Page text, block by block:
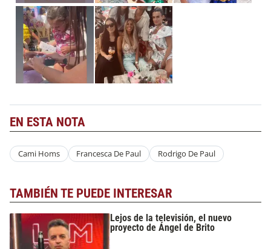
EN ESTA NOTA
Cami Homs Francesca De Paul Rodrigo De Paul
TAMBIÉN TE PUEDE INTERESAR
Lejos de la televisión, el nuevo
proyecto de Ángel de Brito